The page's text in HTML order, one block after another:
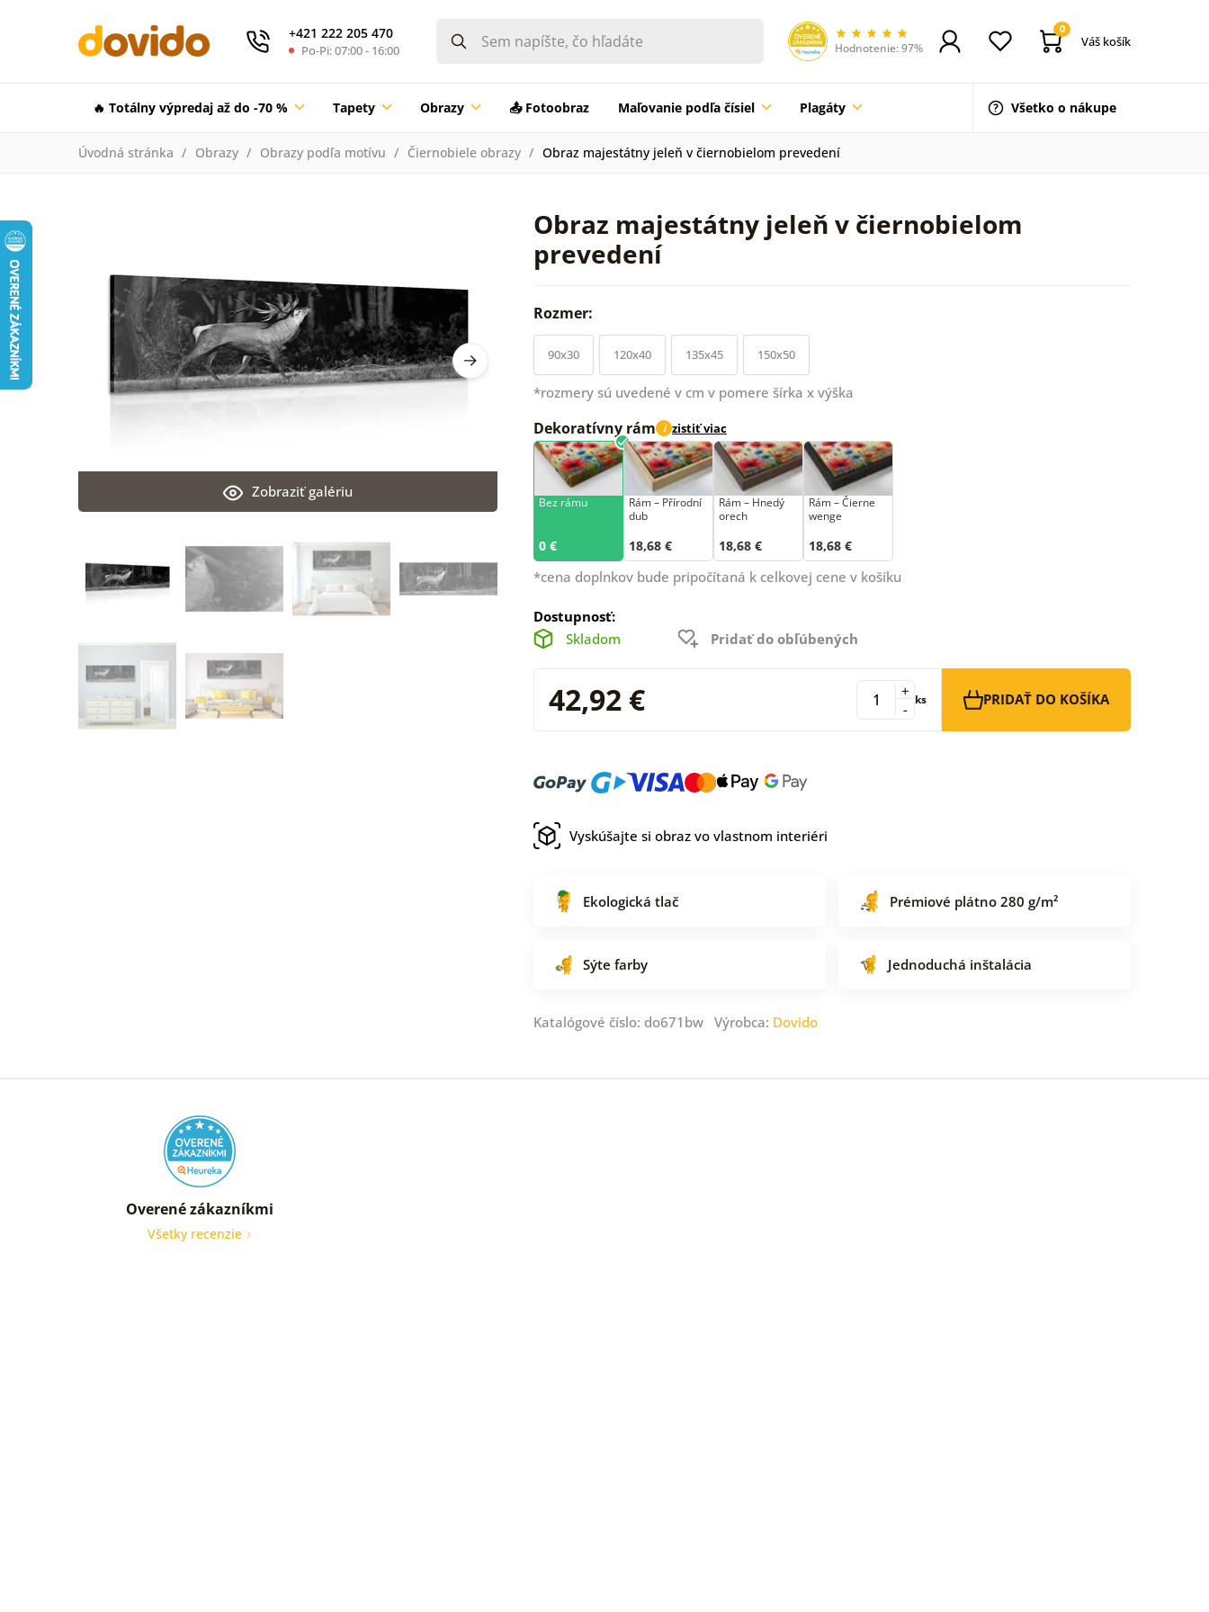
+421 222 205 470
Po-Pi: 07:00 - 16:00 Hodnotenie: 97%
0
Váš košík
🔥 Totálny výpredaj až do -70 % Tapety Obrazy 📤 Fotoobraz Maľovanie podľa čísiel Plagáty Všetko o nákupe
Úvodná stránka Obrazy Obrazy podľa motívu Čiernobiele obrazy Obraz majestátny jeleň v čiernobielom prevedení
Obraz majestátny jeleň v čiernobielom
prevedení
Zobraziť galériu
Rozmer:
90x30 120x40 135x45 150x50
*rozmery sú uvedené v cm v pomere šírka x výška
Dekoratívny rám i zistiť viac
Bez rámu
0 €
Rám –⁠⁠⁠⁠⁠⁠ Přírodní
dub
18,68 €
Rám – Hnedý
orech
18,68 €
Rám – Čierne
wenge
18,68 €
*cena doplnkov bude pripočítaná k celkovej cene v košíku
Dostupnosť:
Skladom
Pridať do obľúbených
42,92 € -
+ ks PRIDAŤ DO KOŠÍKA
Vyskúšajte si obraz vo vlastnom interiéri
Ekologická tlač Prémiové plátno 280 g/m²
Sýte farby Jednoduchá inštalácia
Katalógové číslo: do671bw Výrobca: Dovido
Overené zákazníkmi
Všetky recenzie